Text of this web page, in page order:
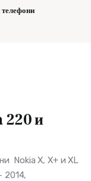
220 и
Nokia X, X+ и XL
2014,